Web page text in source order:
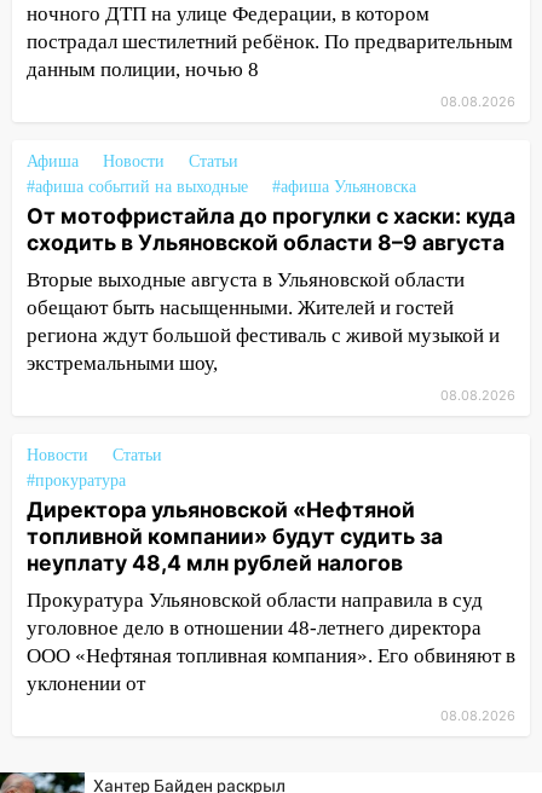
12:12 Прокуратура взяла на контроль
ДТП с шестилетним ребёнком на улице
Федерации
шестилетнего ребёнка на улице
Федерации: возбуждено уголовное дело
11:16 В Ульяновске ищут 37-летнего
мужчину, пропавшего ещё 19 июля
10:30
От мотофристайла до прогулки с
хаски: куда сходить в Ульяновской
области 8–9 августа
судить за неуплату 48,4 млн рублей
налогов
09:28 Дети на дорогах: пострадали
велосипедисты, мотоциклисты и
пешеходы. Обзор крупных аварий в
Ульяновской области
08:30 Поджог со свечой, 16 сгоревших
домов и выстрел за водку
06:45
Императорский мост в
ночного ДТП на улице Федерации, в котором
пострадал шестилетний ребёнок. По предварительным
данным полиции, ночью 8
08.08.2026
Афиша Новости
Статьи
#афиша событий на выходные
#афиша Ульяновска
От мотофристайла до прогулки с хаски: куда
сходить в Ульяновской области 8–9 августа
Вторые выходные августа в Ульяновской области
обещают быть насыщенными. Жителей и гостей
региона ждут большой фестиваль с живой музыкой и
экстремальными шоу,
08.08.2026
Новости
Статьи
#прокуратура
Директора ульяновской «Нефтяной
топливной компании» будут судить за
неуплату 48,4 млн рублей налогов
Прокуратура Ульяновской области направила в суд
уголовное дело в отношении 48-летнего директора
ООО «Нефтяная топливная компания». Его обвиняют в
уклонении от
08.08.2026
Хантер Байден раскрыл